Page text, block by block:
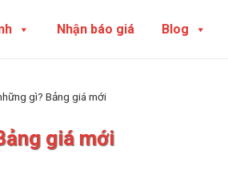
Nhận báo giá Blog
gì? Bảng giá mới
giá mới